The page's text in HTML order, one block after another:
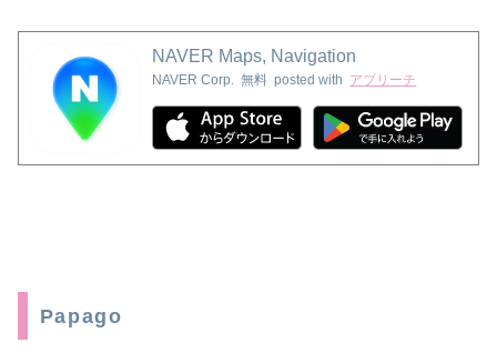
NAVER Maps, Navigation
NAVER Corp. 無料 posted with アプリーチ
Papago